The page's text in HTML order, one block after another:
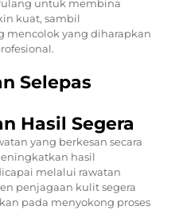
untuk membina
kuat, sambil
mencolok yang diharapkan
Selepas
Hasil Segera
yang berkesan secara
hasil
melalui rawatan
penjagaan kulit segera
pada menyokong proses